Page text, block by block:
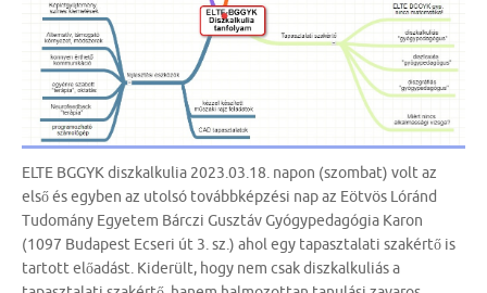
ELTE BGGYK diszkalkulia 2023.03.18. napon (szombat) volt az
első és egyben az utolsó továbbképzési nap az Eötvös Lóránd
Tudomány Egyetem Bárczi Gusztáv Gyógypedagógia Karon
(1097 Budapest Ecseri út 3. sz.) ahol egy tapasztalati szakértő is
tartott előadást. Kiderült, hogy nem csak diszkalkuliás a